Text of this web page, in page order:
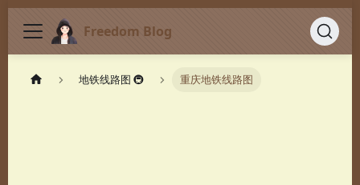
Freedom Blog
地铁线路图 🚇 重庆地铁线路图